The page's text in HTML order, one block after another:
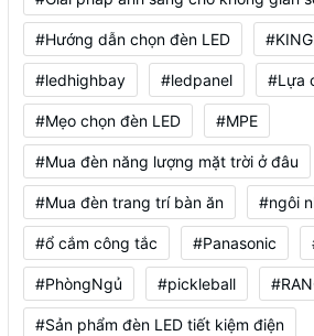
#Hướng dẫn chọn đèn LED
#ledhighbay #ledpanel #Lựa
#Mẹo chọn đèn LED #MPE
#Mua đèn năng lượng mặt trời ở đâu
#Mua đèn trang trí bàn ăn #ngôi
#ổ cắm công tắc #Panasonic
#PhòngNgủ #pickleball
#Sản phẩm đèn LED tiết kiệm điện